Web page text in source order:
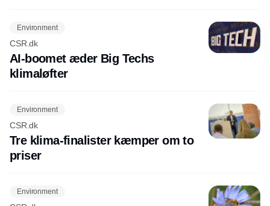
Environment
CSR.dk
AI-boomet æder Big Techs
klimaløfter
Environment
CSR.dk
Tre klima-finalister kæmper om to
priser
Environment